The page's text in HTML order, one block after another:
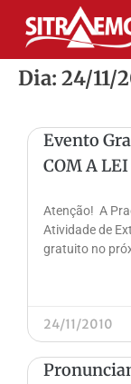
Dia: 24/11/
Evento
COM A LEI
Atenção! A
Atividade de
gratuito no
24/11/2010